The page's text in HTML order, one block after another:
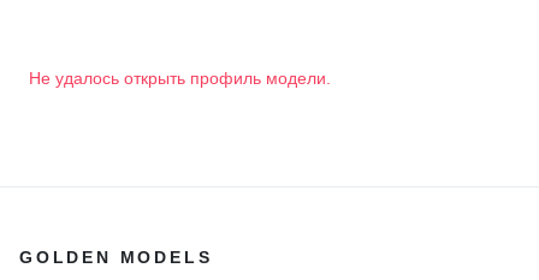
Не удалось открыть профиль модели.
GOLDEN MODELS